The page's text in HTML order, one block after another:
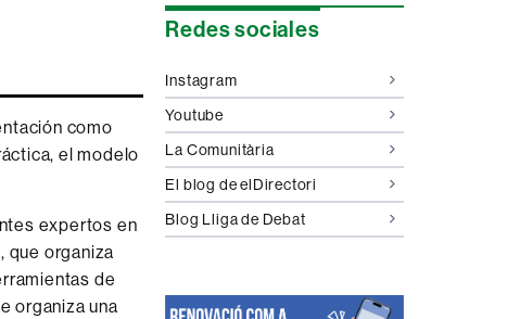
como
el modelo
expertos en
que organiza
de
organiza una
Información
Redes sociales
Instagram
Youtube
La Comunitària
El blog de elDirectori
Blog Lliga de Debat